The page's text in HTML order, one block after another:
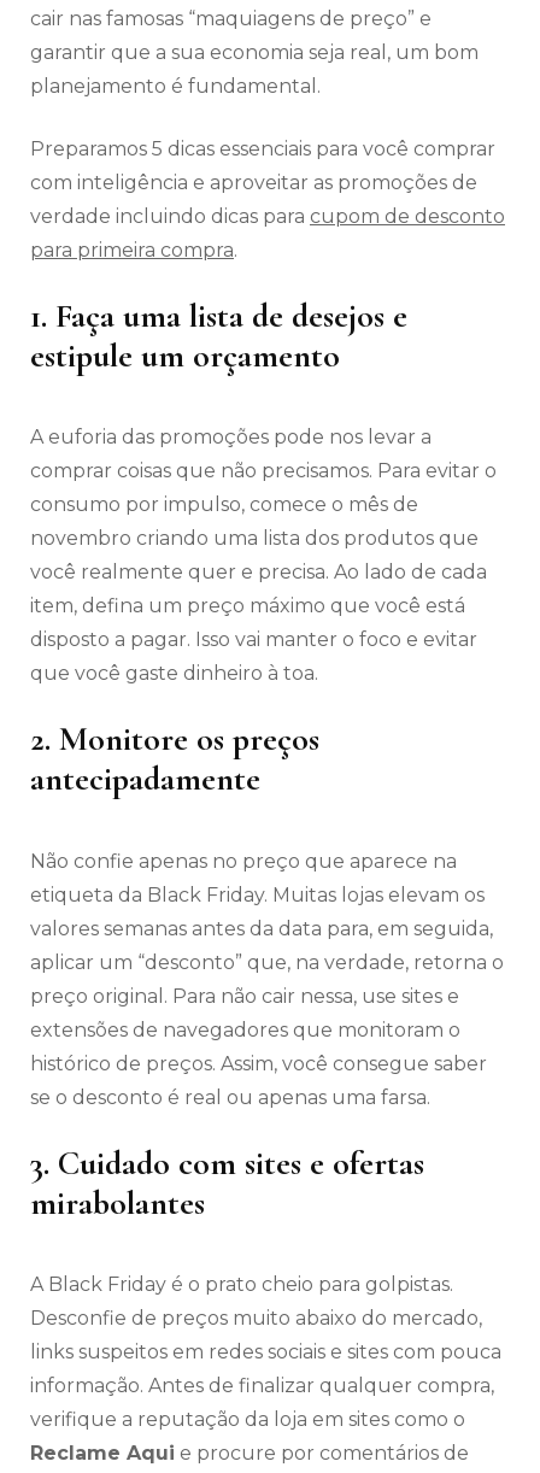
cair nas famosas “maquiagens de preço” e
garantir que a sua economia seja real, um bom
planejamento é fundamental.
Preparamos 5 dicas essenciais para você comprar
com inteligência e aproveitar as promoções de
verdade incluindo dicas para cupom de desconto
para primeira compra.
1. Faça uma lista de desejos e
estipule um orçamento
A euforia das promoções pode nos levar a
comprar coisas que não precisamos. Para evitar o
consumo por impulso, comece o mês de
novembro criando uma lista dos produtos que
você realmente quer e precisa. Ao lado de cada
item, defina um preço máximo que você está
disposto a pagar. Isso vai manter o foco e evitar
que você gaste dinheiro à toa.
2. Monitore os preços
antecipadamente
Não confie apenas no preço que aparece na
etiqueta da Black Friday. Muitas lojas elevam os
valores semanas antes da data para, em seguida,
aplicar um “desconto” que, na verdade, retorna o
preço original. Para não cair nessa, use sites e
extensões de navegadores que monitoram o
histórico de preços. Assim, você consegue saber
se o desconto é real ou apenas uma farsa.
3. Cuidado com sites e ofertas
mirabolantes
A Black Friday é o prato cheio para golpistas.
Desconfie de preços muito abaixo do mercado,
links suspeitos em redes sociais e sites com pouca
informação. Antes de finalizar qualquer compra,
verifique a reputação da loja em sites como o
Reclame Aqui e procure por comentários de